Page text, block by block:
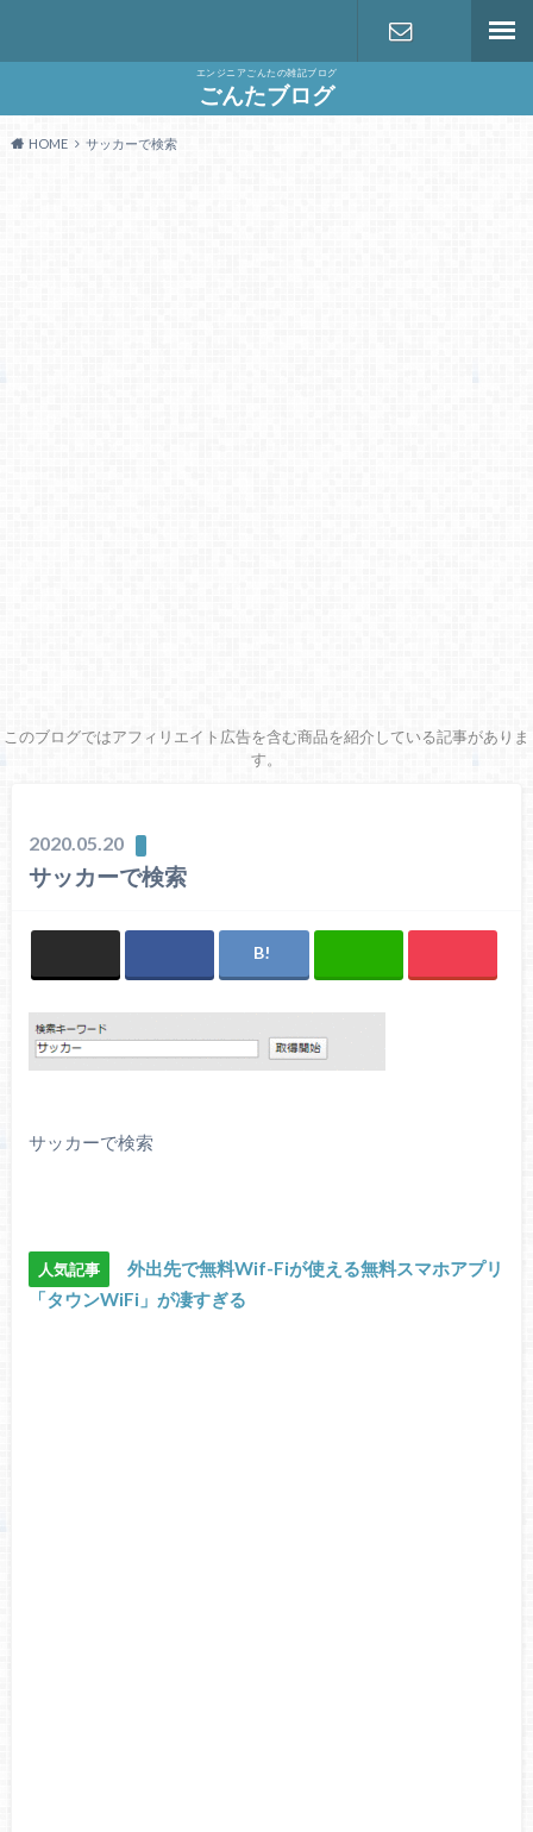
エンジニアごんたの雑記ブログ
ごんたブログ
HOME サッカーで検索
このブログではアフィリエイト広告を含む商品を紹介している記事がありま
す。
2020.05.20
サッカーで検索
サッカーで検索
人気記事
外出先で無料Wif-Fiが使える無料スマホアプリ
「タウンWiFi」が凄すぎる